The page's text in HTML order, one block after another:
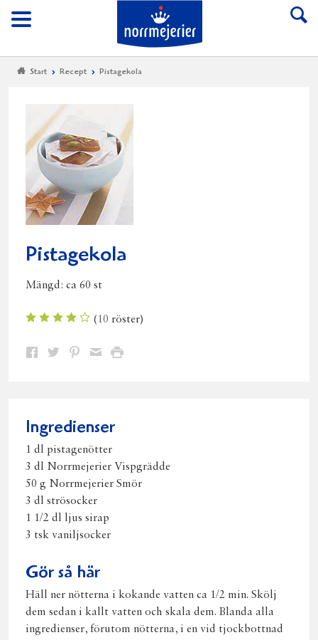
Meny
Till Norrmejerier
Start Recept Pistagekola
Pistagekola
Mängd: ca 60 st
(10 röster)
Dela Dela Dela DelaSkriv
Ingredienser
1 dl pistagenötter
3 dl Norrmejerier Vispgrädde
50 g Norrmejerier Smör
3 dl strösocker
1 1/2 dl ljus sirap
3 tsk vaniljsocker
Gör så här
Häll ner nötterna i kokande vatten ca 1/2 min. Skölj
dem sedan i kallt vatten och skala dem. Blanda alla
ingredienser, förutom nötterna, i en vid tjockbottnad